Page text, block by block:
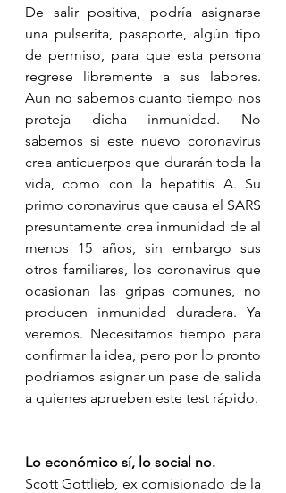
De salir positiva, podría asignarse
una pulserita, pasaporte, algún tipo
de permiso, para que esta persona
regrese libremente a sus labores.
Aun no sabemos cuanto tiempo nos
proteja dicha inmunidad. No
sabemos si este nuevo coronavirus
crea anticuerpos que durarán toda la
vida, como con la hepatitis A. Su
primo coronavirus que causa el SARS
presuntamente crea inmunidad de al
menos 15 años, sin embargo sus
otros familiares, los coronavirus que
ocasionan las gripas comunes, no
producen inmunidad duradera. Ya
veremos. Necesitamos tiempo para
confirmar la idea, pero por lo pronto
podríamos asignar un pase de salida
a quienes aprueben este test rápido.
Lo económico sí, lo social no.
Scott Gottlieb, ex comisionado de la